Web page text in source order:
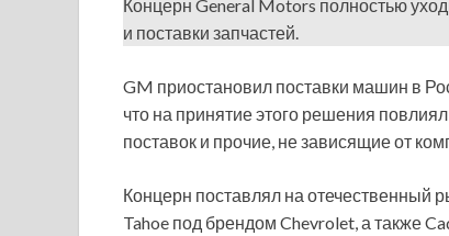
Концерн General Motors полностью
и поставки запчастей.
GM приостановил поставки машин в
что на принятие этого решения
поставок и прочие, не зависящие от
Концерн поставлял на отечественный
Tahoe под брендом Chevrolet, а также